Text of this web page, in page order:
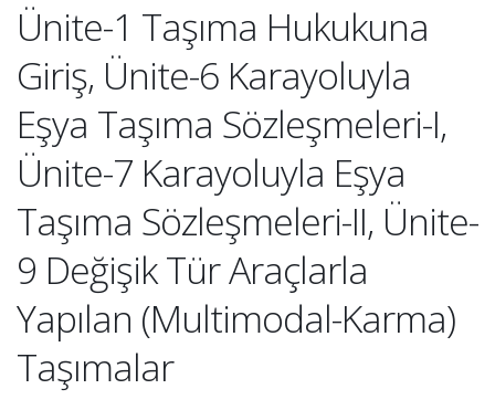
Ünite-1 Taşıma Hukukuna
Giriş, Ünite-6 Karayoluyla
Eşya Taşıma Sözleşmeleri-I,
Ünite-7 Karayoluyla Eşya
Taşıma Sözleşmeleri-II, Ünite-
9 Değişik Tür Araçlarla
Yapılan (Multimodal-Karma)
Taşımalar